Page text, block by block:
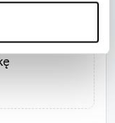
7 8 9